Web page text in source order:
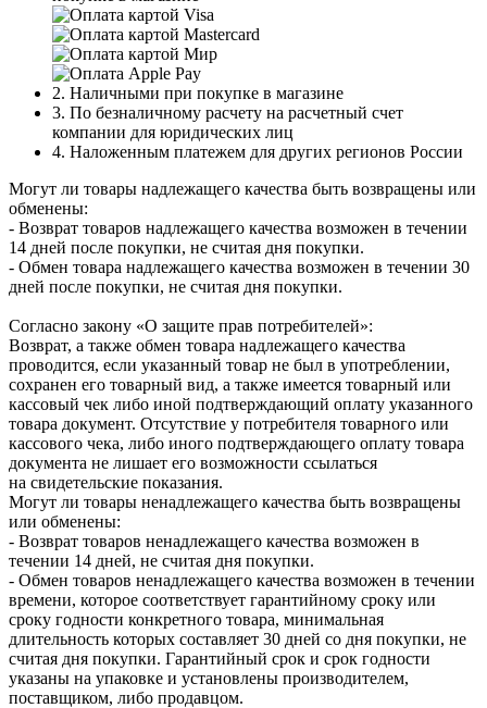
2. Наличными при покупке в магазине
3. По безналичному расчету на расчетный счет
компании для юридических лиц
4. Наложенным платежем для других регионов России
Могут ли товары надлежащего качества быть возвращены или
обменены:
- Возврат товаров надлежащего качества возможен в течении
14 дней после покупки, не считая дня покупки.
- Обмен товара надлежащего качества возможен в течении 30
дней после покупки, не считая дня покупки.
Согласно закону «О защите прав потребителей»:
Возврат, а также обмен товара надлежащего качества
проводится, если указанный товар не был в употреблении,
сохранен его товарный вид, а также имеется товарный или
кассовый чек либо иной подтверждающий оплату указанного
товара документ. Отсутствие у потребителя товарного или
кассового чека, либо иного подтверждающего оплату товара
документа не лишает его возможности ссылаться
на свидетельские показания.
Могут ли товары ненадлежащего качества быть возвращены
или обменены:
- Возврат товаров ненадлежащего качества возможен в
течении 14 дней, не считая дня покупки.
- Обмен товаров ненадлежащего качества возможен в течении
времени, которое соответствует гарантийному сроку или
сроку годности конкретного товара, минимальная
длительность которых составляет 30 дней со дня покупки, не
считая дня покупки. Гарантийный срок и срок годности
указаны на упаковке и установлены производителем,
поставщиком, либо продавцом.